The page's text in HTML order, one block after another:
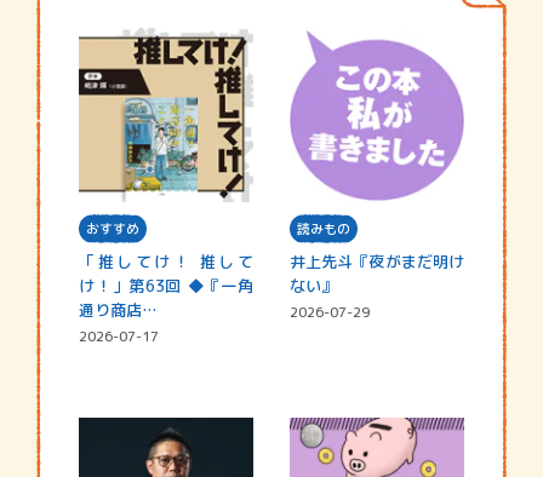
おすすめ
「推してけ！ 推して
け！」第63回 ◆『一角
通り商店…
2026-07-17
読みもの
井上先斗『夜がまだ明け
ない』
2026-07-29